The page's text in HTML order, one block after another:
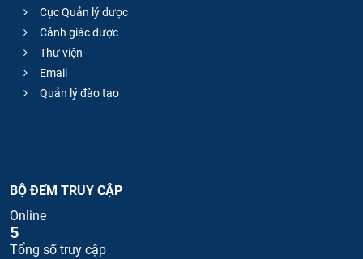
Cục Quản lý dược
Cảnh giác dược
Thư viện
Email
Quản lý đào tạo
BỘ ĐẾM TRUY CẬP
Online
5
Tổng số truy cập